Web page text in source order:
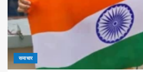
समाचार